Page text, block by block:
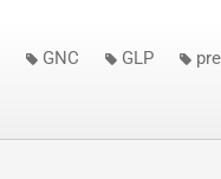
GNC GLP